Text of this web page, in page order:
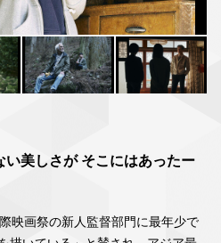
美しさが そこにはあったー
映画祭の新人監督部門に最年少で